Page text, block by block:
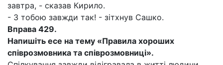
завтра, - сказав Кирило.
- З тобою завжди так! - зітхнув Сашко.
Вправа 429.
Напишіть есе на тему «Правила хороших
співрозмовника та співрозмовниці».